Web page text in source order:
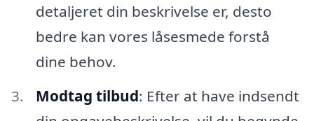
detaljeret din beskrivelse er, desto
bedre kan vores låsesmede forstå
dine behov.
Modtag tilbud: Efter at have indsendt